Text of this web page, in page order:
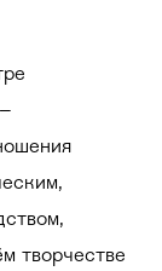
творчестве